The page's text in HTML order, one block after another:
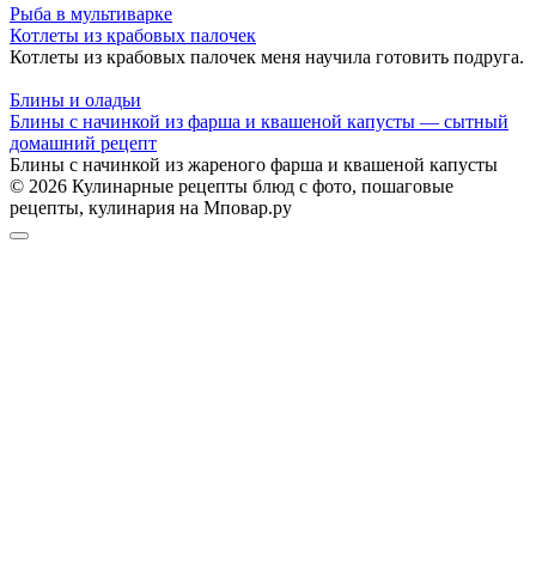
Рыба в мультиварке
Котлеты из крабовых палочек
Котлеты из крабовых палочек меня научила готовить подруга.
Блины и оладьи
Блины с начинкой из фарша и квашеной капусты — сытный
домашний рецепт
Блины с начинкой из жареного фарша и квашеной капусты
© 2026 Кулинарные рецепты блюд с фото, пошаговые
рецепты, кулинария на Мповар.ру